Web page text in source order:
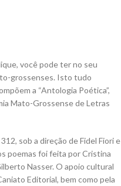
você pode ter no seu
grossenses. Isto tudo
a “Antologia Poética”,
Mato-Grossense de Letras
sob a direção de Fidel Fiori e
poemas foi feita por Cristina
Nasser. O apoio cultural
Editorial, bem como pela